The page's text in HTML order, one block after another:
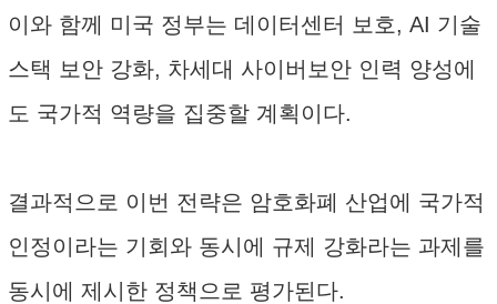
이와 함께 미국 정부는 데이터센터 보호, AI 기술
스택 보안 강화, 차세대 사이버보안 인력 양성에
도 국가적 역량을 집중할 계획이다.
결과적으로 이번 전략은 암호화폐 산업에 국가적
인정이라는 기회와 동시에 규제 강화라는 과제를
동시에 제시한 정책으로 평가된다.